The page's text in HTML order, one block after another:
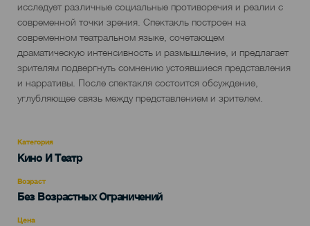
evento
исследует различные социальные противоречия и реалии с
современной точки зрения. Спектакль построен на
современном театральном языке, сочетающем
драматическую интенсивность и размышление, и предлагает
зрителям подвергнуть сомнению устоявшиеся представления
и нарративы. После спектакля состоится обсуждение,
углубляющее связь между представлением и зрителем.
Категория
Categoría
evento
Кино И Театр
Возраст
Edad
Recomendada
Без Возрастных Ограничений
Цена